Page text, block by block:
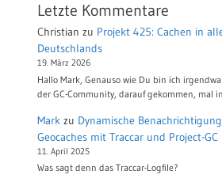
Letzte Kommentare
Christian zu Projekt 425: Cachen in
Deutschlands
19. März 2026
Hallo Mark, Genauso wie Du bin ich
der GC-Community, darauf gekommen, mal
Mark zu Dynamische
Geocaches mit Traccar und Project-GC
11. April 2025
Was sagt denn das Traccar-Logfile?